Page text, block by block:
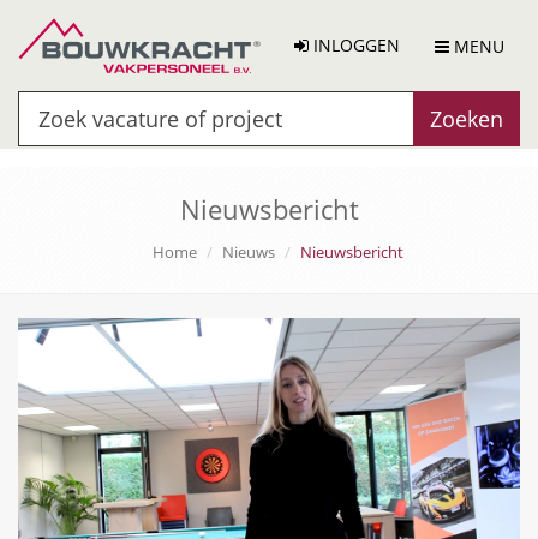
Zoeken
INLOGGEN MENU
Nieuwsbericht
Home Nieuws Nieuwsbericht